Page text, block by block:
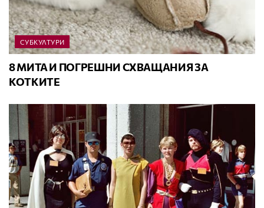
СУБКУЛТУРИ
8 МИТА И ПОГРЕШНИ СХВАЩАНИЯ ЗА
КОТКИТЕ